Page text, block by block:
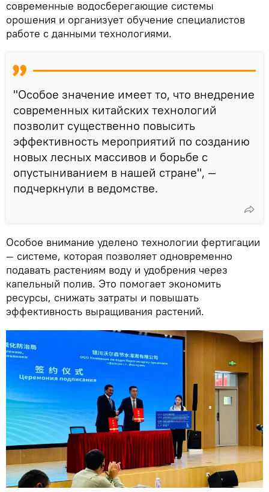
современные водосберегающие системы
орошения и организует обучение специалистов
работе с данными технологиями.
"Особое значение имеет то, что внедрение
современных китайских технологий
позволит существенно повысить
эффективность мероприятий по созданию
новых лесных массивов и борьбе с
опустыниванием в нашей стране", —
подчеркнули в ведомстве.
Особое внимание уделено технологии фертигации
— системе, которая позволяет одновременно
подавать растениям воду и удобрения через
капельный полив. Это помогает экономить
ресурсы, снижать затраты и повышать
эффективность выращивания растений.